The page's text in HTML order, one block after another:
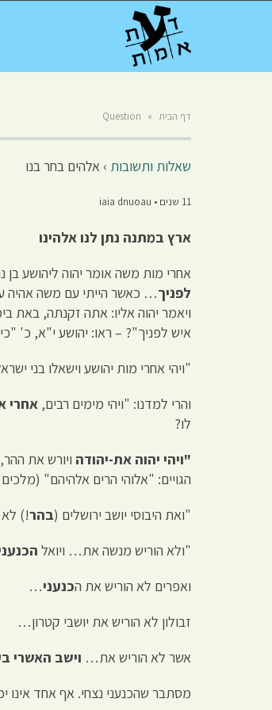
דף הבית »
Question
שאלות ותשובות › אלהים בחר בנו
11 שנים • iaia dnuoau
ארץ במתנה נתן לנו אלהינו
אחרי מות משה אומר יהוה ליהושע
לפניך… כאשר הייתי עם משה
ויאמר יהוה אליו: אתה זקנתה, באת
איש לפניך"? – ראו: יהושע י"א, כ'
"ויהי אחרי מות יהושע וישאלו בני
והרי למדנו: "ויהי מימים רבים, אחרי
לו?
"ויהי יהוה את-יהודה ויורש את ההר,
הגויים: "אלוהי הרים אלהיהם"
"ואת היבוסי יושב ירושלים (בהר!) לא
"ולא הוריש מנשה את… ויואל
ואפרים לא הוריש את הכנעני…
זבולון לא הוריש את יושבי קטרון…
אשר לא הוריש את… וישב האשרי
מסתבר שהכנעני נצחי. אף אחד אינו